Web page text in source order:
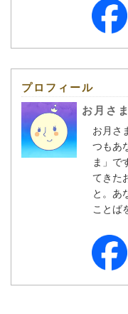
プロフィール
お月さま
お月さ
つもあ
ま」で
てきた
と。あ
ことば